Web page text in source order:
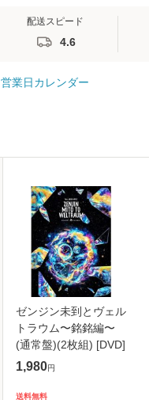
配送スピード
4.6
営業日カレンダー
ゼンジン未到とヴェル
トラウム〜銘銘編〜
(通常盤)(2枚組) [DVD]
1,980円
送料無料